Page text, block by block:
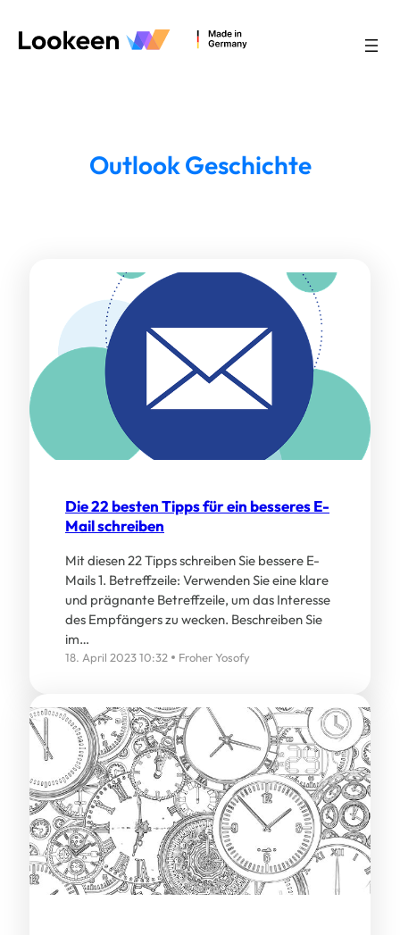
Outlook Geschichte
Die 22 besten Tipps für ein besseres E-
Mail schreiben
Mit diesen 22 Tipps schreiben Sie bessere E-
Mails 1. Betreffzeile: Verwenden Sie eine klare
und prägnante Betreffzeile, um das Interesse
des Empfängers zu wecken. Beschreiben Sie
im…
18. April 2023 10:32 Froher Yosofy